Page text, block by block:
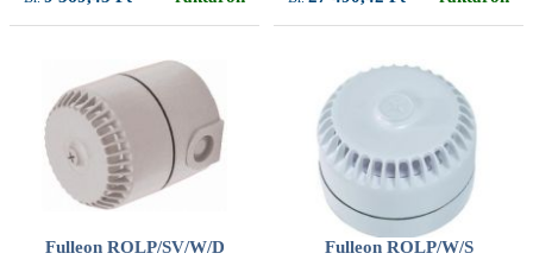
Fulleon ROLP/SV/W/D
Fulleon ROLP/W/S